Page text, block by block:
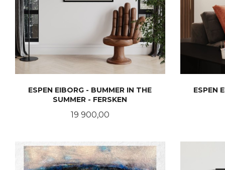
ESPEN EIBORG - BUMMER IN THE
SUMMER - FERSKEN
Pris
19 900,00
ESPEN